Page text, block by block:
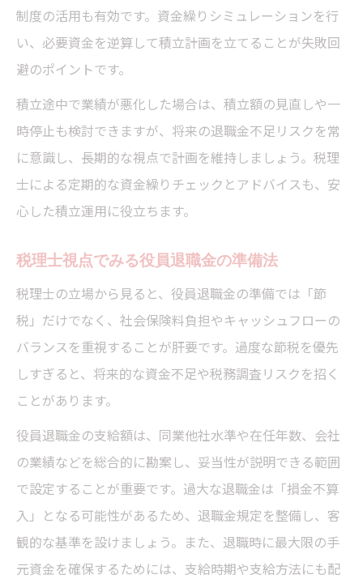
制度の活用も有効です。資金繰りシミュレーションを行
い、必要資金を逆算して積立計画を立てることが失敗回
避のポイントです。
積立途中で業績が悪化した場合は、積立額の見直しや一
時停止も検討できますが、将来の退職金不足リスクを常
に意識し、長期的な視点で計画を維持しましょう。税理
士による定期的な資金繰りチェックとアドバイスも、安
心した積立運用に役立ちます。
税理士視点でみる役員退職金の準備法
税理士の立場から見ると、役員退職金の準備では「節
税」だけでなく、社会保険料負担やキャッシュフローの
バランスを重視することが肝要です。過度な節税を優先
しすぎると、将来的な資金不足や税務調査リスクを招く
ことがあります。
役員退職金の支給額は、同業他社水準や在任年数、会社
の業績などを総合的に勘案し、妥当性が説明できる範囲
で設定することが重要です。過大な退職金は「損金不算
入」となる可能性があるため、退職金規定を整備し、客
観的な基準を設けましょう。また、退職時に最大限の手
元資金を確保するためには、支給時期や支給方法にも配